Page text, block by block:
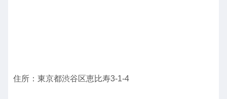
住所：東京都渋谷区恵比寿3-1-4